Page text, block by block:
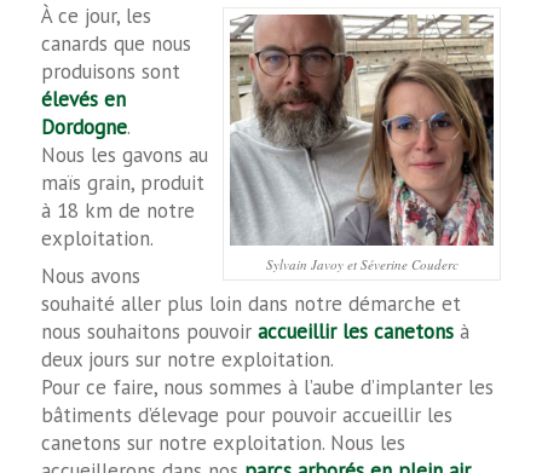
Sylvain Javoy et Séverine Couderc
À ce jour, les
canards que nous
produisons sont
élevés en
Dordogne.
Nous les gavons au
maïs grain, produit
à 18 km de notre
exploitation.
Nous avons
souhaité aller plus loin dans notre démarche et
nous souhaitons pouvoir accueillir les canetonsà
deux jours sur notre exploitation.
Pour ce faire, nous sommes à l’aube d’implanter les
bâtiments d’élevage pour pouvoir accueillir les
canetons sur notre exploitation. Nous les